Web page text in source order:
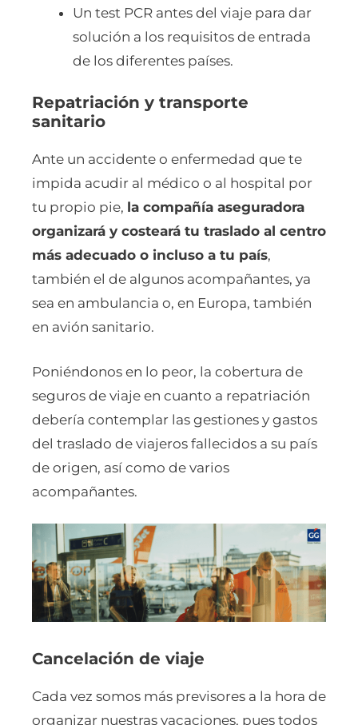
Un test PCR antes del viaje para dar
solución a los requisitos de entrada
de los diferentes países.
Repatriación y transporte
sanitario
Ante un accidente o enfermedad que te
impida acudir al médico o al hospital por
tu propio pie, la compañía aseguradora
organizará y costeará tu traslado al centro
más adecuado o incluso a tu país,
también el de algunos acompañantes, ya
sea en ambulancia o, en Europa, también
en avión sanitario.
Poniéndonos en lo peor, la cobertura de
seguros de viaje en cuanto a repatriación
debería contemplar las gestiones y gastos
del traslado de viajeros fallecidos a su país
de origen, así como de varios
acompañantes.
Cancelación de viaje
Cada vez somos más previsores a la hora de
organizar nuestras vacaciones, pues todos